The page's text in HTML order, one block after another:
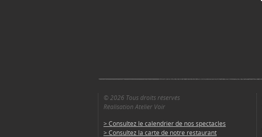
© 2026 Tous droits réservés
Réalisation Atelier Voir
> Consultez le calendrier de nos spectacles
> Consultez la carte de notre restaurant